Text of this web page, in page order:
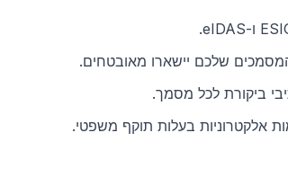
שלכם יישארו מאובטחים.
ביקורת לכל מסמך.
אלקטרוניות בעלות תוקף משפטי.